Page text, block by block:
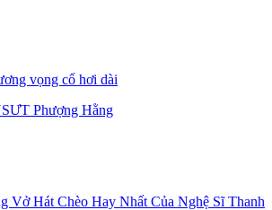
vọng cổ hơi dài
Phượng Hằng
Vở Hát Chèo Hay Nhất Của Nghệ Sĩ Thanh